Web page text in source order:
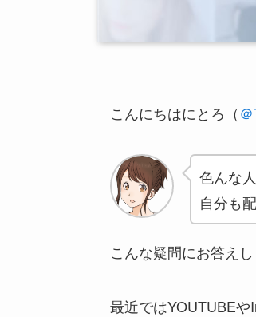
こんにちはにとろ（
色んな
自分も
こんな疑問にお答えし
最近ではYOUTUBEや